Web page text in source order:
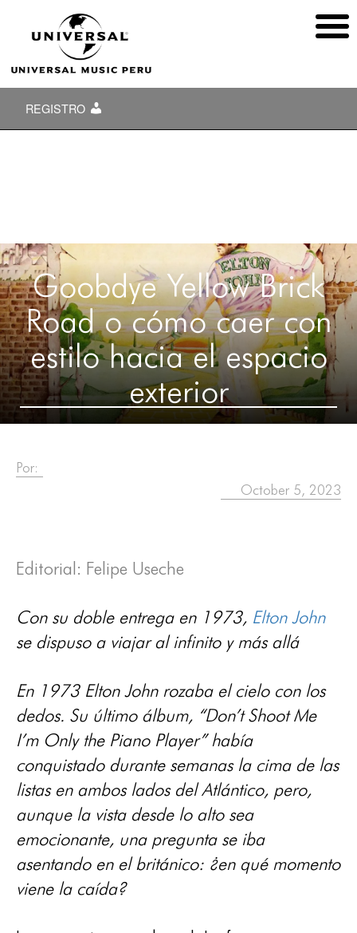
REGISTRO
Goobdye Yellow Brick
Road o cómo caer con
estilo hacia el espacio
exterior
Por:
October 5, 2023
Editorial: Felipe Useche
Con su doble entrega en 1973, Elton John
se dispuso a viajar al infinito y más allá
En 1973 Elton John rozaba el cielo con los
dedos. Su último álbum, “Don’t Shoot Me
I’m Only the Piano Player” había
conquistado durante semanas la cima de las
listas en ambos lados del Atlántico, pero,
aunque la vista desde lo alto sea
emocionante, una pregunta se iba
asentando en el británico: ¿en qué momento
viene la caída?